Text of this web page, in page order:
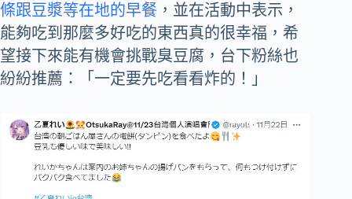
條跟豆漿等在地的早餐 ，並在活動中表示，
能夠吃到那麼多好吃的東西真的很幸福，希
望接下來能有機會挑戰臭豆腐，台下粉絲也
紛紛推薦：「一定要先吃看看炸的！」